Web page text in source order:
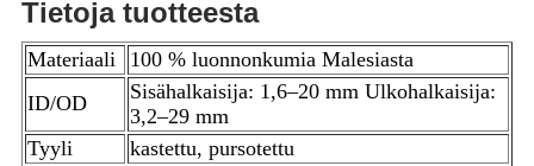
Tietoja tuotteesta
Materiaali
100 % luonnonkumia Malesiasta
ID/OD
Sisähalkaisija: 1,6–20 mm Ulkohalkaisija:
3,2–29 mm
Tyyli
kastettu, pursotettu